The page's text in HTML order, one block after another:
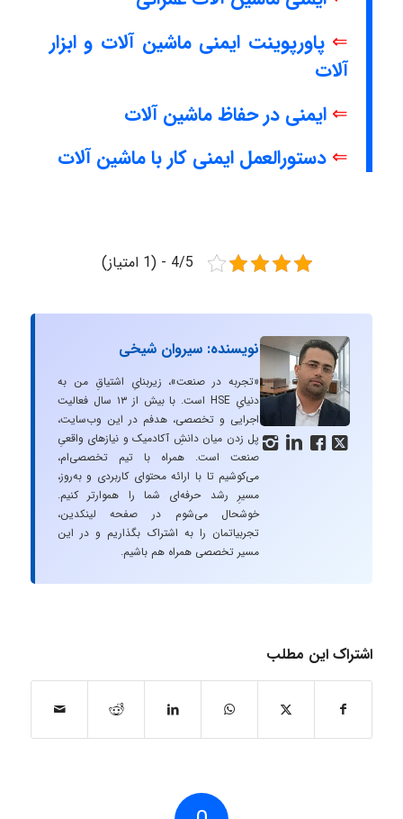
⇐پاورپوینت ایمنی ماشین آلات و ابزار
آلات
⇐ ایمنی در حفاظ ماشین آلات
⇐ دستورالعمل ایمنی کار با ماشین آلات
4/5 - (1 امتیاز)
   
نویسنده: سیروان شیخی
«تجربه در صنعت»، زیربنایِ اشتیاقِ من به
دنیایِ HSE است. با بیش از ۱۳ سال فعالیت
اجرایی و تخصصی، هدفم در این وب‌سایت،
پل زدن میان دانشِ آکادمیک و نیازهای واقعیِ
صنعت است. همراه با تیم تخصصی‌ام،
می‌کوشیم تا با ارائه محتوای کاربردی و به‌روز،
مسیرِ رشد حرفه‌ای شما را هموارتر کنیم.
خوشحال می‌شوم در صفحه لینکدین،
تجربیاتمان را به اشتراک بگذاریم و در این
مسیر تخصصی همراه هم باشیم.
اشتراک این مطلب